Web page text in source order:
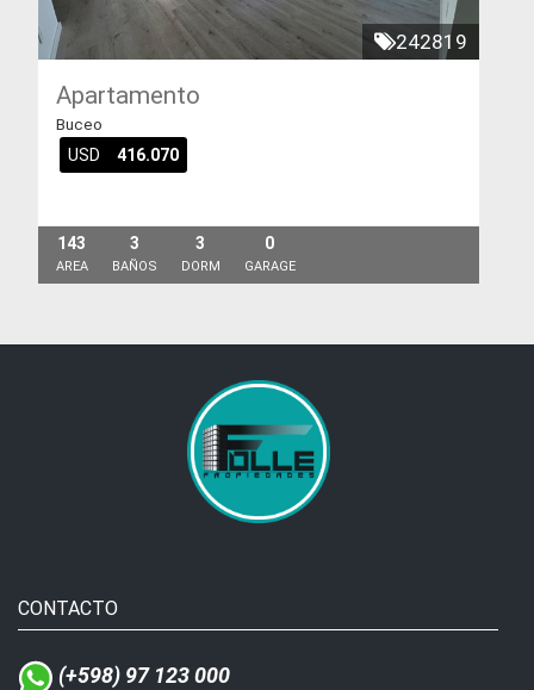
242819
Apartamento
Buceo
USD 416.070
143
AREA
3
BAÑOS
3
DORM
0
GARAGE
CONTACTO
(+598) 97 123 000